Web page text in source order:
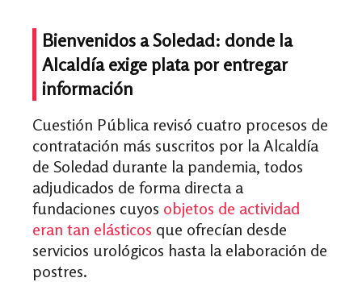
Bienvenidos a Soledad: donde la
Alcaldía exige plata por entregar
información
Cuestión Pública revisó cuatro procesos de
contratación más suscritos por la Alcaldía
de Soledad durante la pandemia, todos
adjudicados de forma directa a
fundaciones cuyos objetos de actividad
eran tan elásticos que ofrecían desde
servicios urológicos hasta la elaboración de
postres.